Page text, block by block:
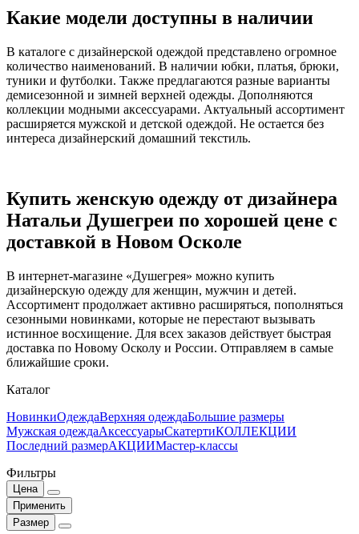
Какие модели доступны в наличии
В каталоге с дизайнерской одеждой представлено огромное
количество наименований. В наличии юбки, платья, брюки,
туники и футболки. Также предлагаются разные варианты
демисезонной и зимней верхней одежды. Дополняются
коллекции модными аксессуарами. Актуальный ассортимент
расширяется мужской и детской одеждой. Не остается без
интереса дизайнерский домашний текстиль.
Купить женскую одежду от дизайнера
Натальи Душегреи по хорошей цене с
доставкой в Новом Осколе
В интернет-магазине «Душегрея» можно купить
дизайнерскую одежду для женщин, мужчин и детей.
Ассортимент продолжает активно расширяться, пополняться
сезонными новинками, которые не перестают вызывать
истинное восхищение. Для всех заказов действует быстрая
доставка по Новому Осколу и России. Отправляем в самые
ближайшие сроки.
Каталог
НовинкиОдеждаВерхняя одеждаБольшие размеры
Мужская одеждаАксессуарыСкатертиКОЛЛЕКЦИИ
Последний размерАКЦИИМастер-классы
Фильтры
Цена
Применить
Размер